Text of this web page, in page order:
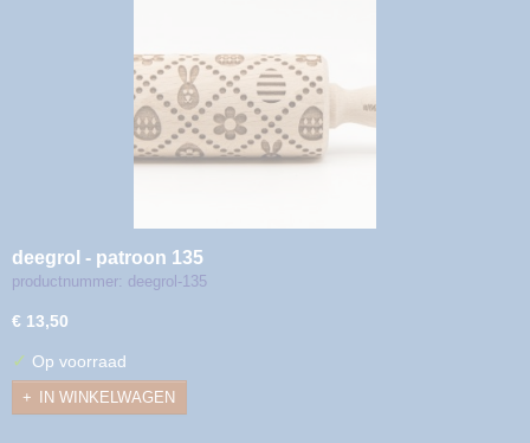
deegrol - patroon 135
productnummer: deegrol-135
€ 13,50
✓ Op voorraad
IN WINKELWAGEN